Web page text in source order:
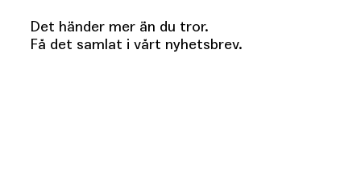
Det händer mer än du tror.
Få det samlat i vårt nyhetsbrev.